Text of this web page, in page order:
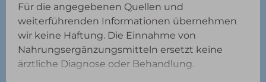
Für die angegebenen Quellen und
weiterführenden Informationen übernehmen
wir keine Haftung. Die Einnahme von
Nahrungsergänzungsmitteln ersetzt keine
ärztliche Diagnose oder Behandlung.